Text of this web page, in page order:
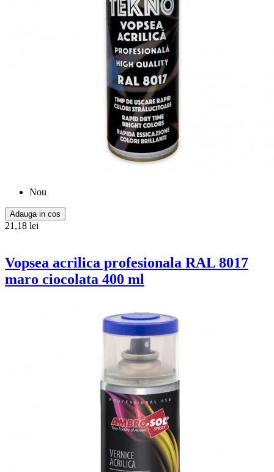
Nou
Adauga in cos
21,18 lei
Vopsea acrilica profesionala RAL 8017
maro ciocolata 400 ml